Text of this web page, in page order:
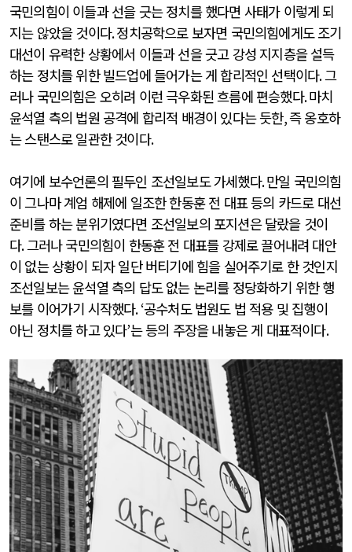
국민의힘이 이들과 선을 긋는 정치를 했다면 사태가 이렇게 되
지는 않았을 것이다.정치공학으로 보자면 국민의힘에게도 조기
대선이 유력한 상황에서 이들과 선을 긋고 강성 지지층을 설득
하는 정치를 위한 빌드업에 들어가는 게 합리적인 선택이다.그
러나 국민의힘은 오히려 이런 극우화된 흐름에 편승했다.마치
윤석열 측의 법원 공격에 합리적 배경이 있다는 듯한,즉 옹호하
는 스탠스로 일관한 것이다.
여기에 보수언론의 필두인 조선일보도 가세했다.만일 국민의힘
이 그나마 계엄 해제에 일조한 한동훈 전 대표 등의 카드로 대선
준비를 하는 분위기였다면 조선일보의 포지션은 달랐을 것이
다.그러나 국민의힘이 한동훈 전 대표를 강제로 끌어내려 대안
이 없는 상황이 되자 일단 버티기에 힘을 실어주기로 한 것인지
조선일보는 윤석열 측의 답도 없는 논리를 정당화하기 위한 행
보를 이어가기 시작했다. ‘공수처도 법원도 법 적용 및 집행이
아닌 정치를 하고 있다’는 등의 주장을 내놓은 게 대표적이다.